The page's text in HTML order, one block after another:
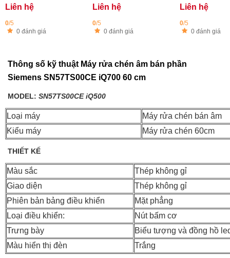
Liên hệ
0/5
0 đánh giá
Liên hệ
0/5
0 đánh giá
Liên hệ
0/5
0 đánh giá
Thông số kỹ thuật Máy rửa chén âm bán phần
Siemens SN57TS00CE iQ700 60 cm
MODEL: SN57TS00CE iQ500
Loại máy
Máy rửa chén bán âm
Kiểu máy
Máy rửa chén 60cm
THIẾT KẾ
Màu sắc
Thép không gỉ
Giao diện
Thép không gỉ
Phiên bản bảng điều khiển
Mặt phẳng
Loại điều khiển:
Nút bấm cơ
Trưng bày
Biểu tượng và đồng hồ
Màu hiển thị đèn
Trắng